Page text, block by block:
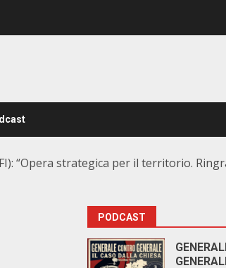
“Opera strategica per il territorio.
PODCAST